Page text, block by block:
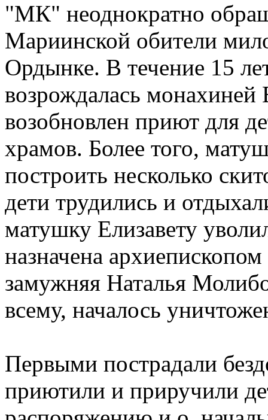
"МК" неоднократно
Мариинской обители
Ордынке. В течение 15
возрождалась
возобновлен приют для
храмов. Более того,
построить несколько
дети трудились и
матушку Елизавету
назначена
замужняя Наталья
всему, началось
Первыми пострадали
приютили и приручили